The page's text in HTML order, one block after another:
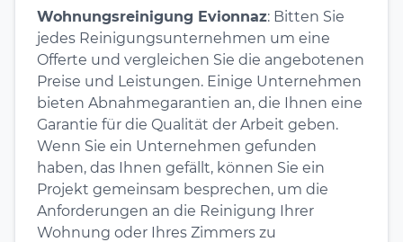
Wohnungsreinigung Evionnaz: Bitten Sie
jedes Reinigungsunternehmen um eine
Offerte und vergleichen Sie die angebotenen
Preise und Leistungen. Einige Unternehmen
bieten Abnahmegarantien an, die Ihnen eine
Garantie für die Qualität der Arbeit geben.
Wenn Sie ein Unternehmen gefunden
haben, das Ihnen gefällt, können Sie ein
Projekt gemeinsam besprechen, um die
Anforderungen an die Reinigung Ihrer
Wohnung oder Ihres Zimmers zu